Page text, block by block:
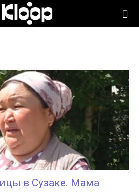
в Сузаке. Мама